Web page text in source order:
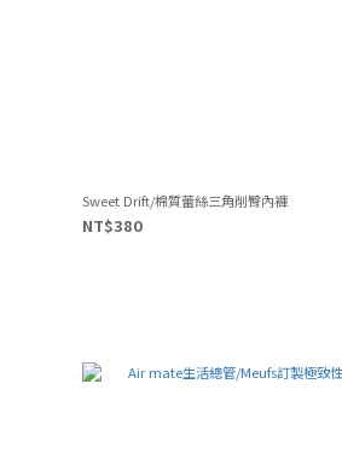
Sweet Drift/棉質蕾絲三角削臀內褲
NT$380